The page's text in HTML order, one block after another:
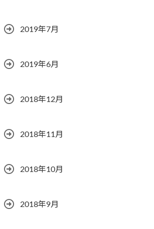
2019年7月
2019年6月
2018年12月
2018年11月
2018年10月
2018年9月